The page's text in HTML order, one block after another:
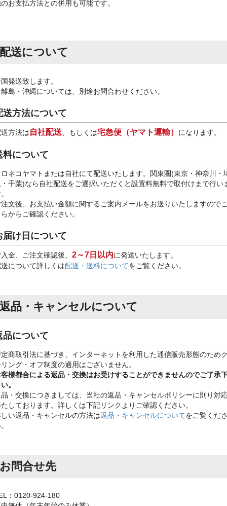
お支払方法との併用も可能です。
配送について
発送致します。
島・沖縄については、別途お問合わせください。
送方法について
方法は自社配送、もしくは宅急便（ヤマト運輸） になります。
料について
ネコヤマトまたは自社にて配送いたします。関東圏(東京・神奈川・
千葉)なら自社配送をご選択いただくと設置料無料で取付けまで行い
文後、お支払い金額に関するご案内メールをお送りいたしますので
からご確認ください。
届け日について
金、ご注文確認後、 2～7日以内に発送いたします。
について詳しくは配送・送料についてをご覧ください。
返品・キャンセルについて
品について
商取引法に基づき、インターネットを利用した通信販売形態のため
ング・オフ制度の適用はございません。
様都合による返品・交換はお受けすることができませんのでご了承
。
・交換につきましては、当社の返品・キャンセルポリシーに則り対
しております。詳しくは下記リンクよりご確認ください。
い返品・キャンセルの方法は返品・キャンセルについてをご覧くだ
お問合せ先
：0120-924-180